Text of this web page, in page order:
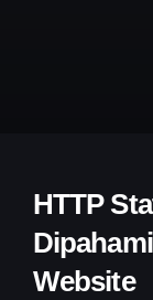
HTTP
Website